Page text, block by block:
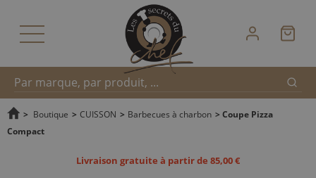
Recherche
> Boutique > CUISSON > Barbecues à charbon > Coupe Pizza
Compact
Livraison gratuite à partir de 85,00 €